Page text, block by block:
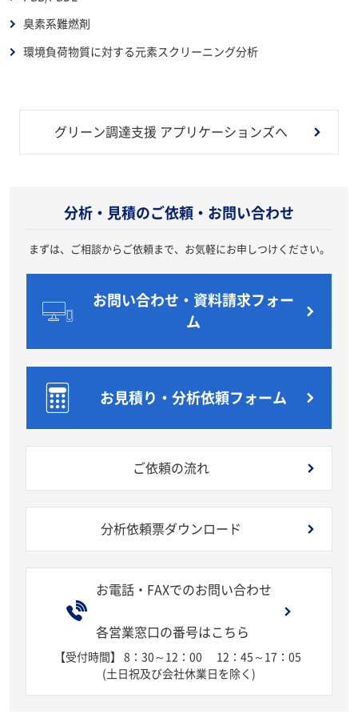
臭素系難燃剤
環境負荷物質に対する元素スクリーニング分析
グリーン調達支援 アプリケーションズへ
分析・見積のご依頼・お問い合わせ
まずは、ご相談からご依頼まで、お気軽にお申しつけください。
お問い合わせ・資料請求フォー
ム
お見積り・分析依頼フォーム
ご依頼の流れ
分析依頼票ダウンロード
お電話・FAXでのお問い合わせ
各営業窓口の番号はこちら
【受付時間】 8：30～12：00
12：45～17：05
(土日祝及び会社休業日を除く)